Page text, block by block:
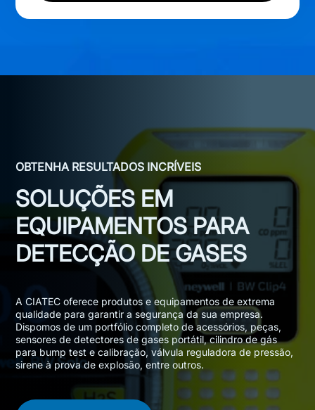
OBTENHA RESULTADOS INCRÍVEIS
SOLUÇÕES EM
EQUIPAMENTOS PARA
DETECÇÃO DE GASES
A CIATEC oferece produtos e equipamentos de extrema
qualidade para garantir a segurança da sua empresa.
Dispomos de um portfólio completo de acessórios, peças,
sensores de detectores de gases portátil, cilindro de gás
para bump test e calibração, válvula reguladora de pressão,
sirene à prova de explosão, entre outros.